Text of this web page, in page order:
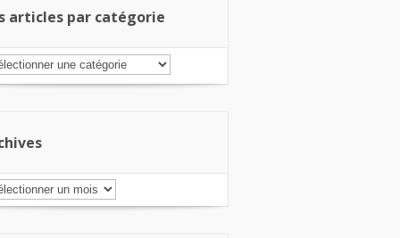
articles par catégorie